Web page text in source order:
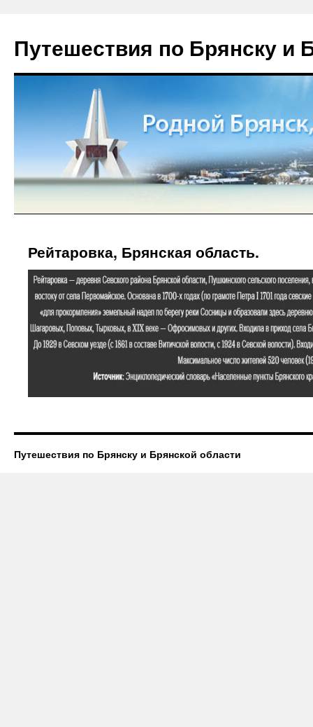
Путешествия по Брянску и
Рейтаровка, Брянская область.
Путешествия по Брянску и Брянской области